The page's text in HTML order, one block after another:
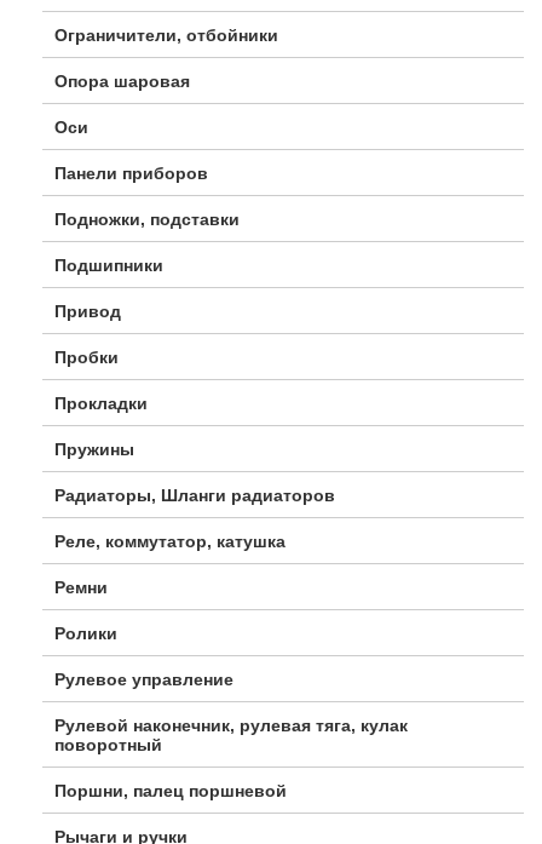
Ограничители, отбойники
Опора шаровая
Оси
Панели приборов
Подножки, подставки
Подшипники
Привод
Пробки
Прокладки
Пружины
Радиаторы, Шланги радиаторов
Реле, коммутатор, катушка
Ремни
Ролики
Рулевое управление
Рулевой наконечник, рулевая тяга, кулак
поворотный
Поршни, палец поршневой
Рычаги и ручки